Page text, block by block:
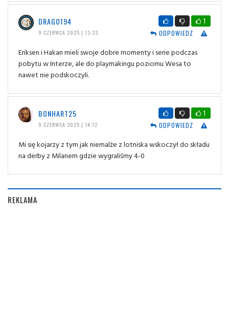
DRAGO194
9 CZERWCA 2025 | 13:33
1
ODPOWIEDZ
Eriksen i Hakan mieli swoje dobre momenty i serie podczas
pobytu w Interze, ale do playmakingu poziomu Wesa to
nawet nie podskoczyli.
BONHART25
9 CZERWCA 2025 | 14:12
1
ODPOWIEDZ
Mi się kojarzy z tym jak niemalże z lotniska wskoczył do składu
na derby z Milanem gdzie wygraliśmy 4-0
REKLAMA